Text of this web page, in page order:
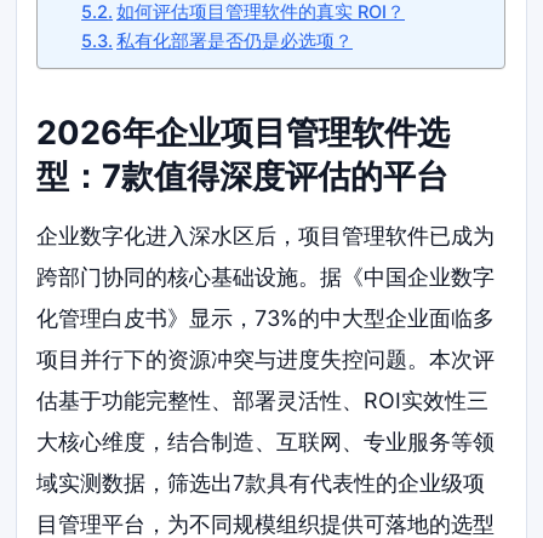
如何评估项目管理软件的真实 ROI？
私有化部署是否仍是必选项？
2026年企业项目管理软件选
型：7款值得深度评估的平台
企业数字化进入深水区后，项目管理软件已成为
跨部门协同的核心基础设施。据《中国企业数字
化管理白皮书》显示，73%的中大型企业面临多
项目并行下的资源冲突与进度失控问题。本次评
估基于功能完整性、部署灵活性、ROI实效性三
大核心维度，结合制造、互联网、专业服务等领
域实测数据，筛选出7款具有代表性的企业级项
目管理平台，为不同规模组织提供可落地的选型